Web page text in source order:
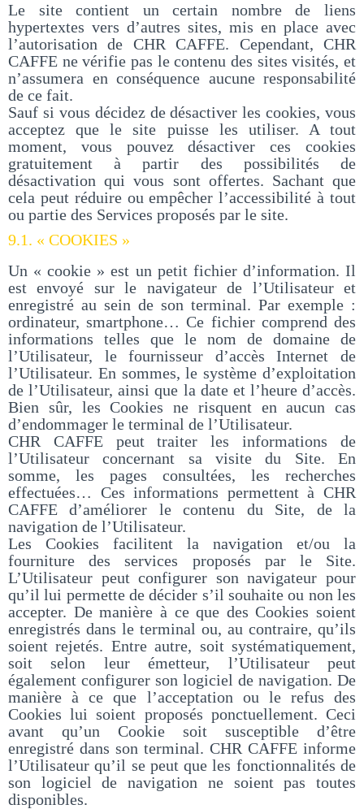
Le site contient un certain nombre de liens
hypertextes vers d’autres sites, mis en place avec
l’autorisation de CHR CAFFE. Cependant, CHR
CAFFE ne vérifie pas le contenu des sites visités, et
n’assumera en conséquence aucune responsabilité
de ce fait.
Sauf si vous décidez de désactiver les cookies, vous
acceptez que le site puisse les utiliser. A tout
moment, vous pouvez désactiver ces cookies
gratuitement à partir des possibilités de
désactivation qui vous sont offertes. Sachant que
cela peut réduire ou empêcher l’accessibilité à tout
ou partie des Services proposés par le site.
9.1. « COOKIES »
Un « cookie » est un petit fichier d’information. Il
est envoyé sur le navigateur de l’Utilisateur et
enregistré au sein de son terminal. Par exemple :
ordinateur, smartphone… Ce fichier comprend des
informations telles que le nom de domaine de
l’Utilisateur, le fournisseur d’accès Internet de
l’Utilisateur. En sommes, le système d’exploitation
de l’Utilisateur, ainsi que la date et l’heure d’accès.
Bien sûr, les Cookies ne risquent en aucun cas
d’endommager le terminal de l’Utilisateur.
CHR CAFFE peut traiter les informations de
l’Utilisateur concernant sa visite du Site. En
somme, les pages consultées, les recherches
effectuées… Ces informations permettent à CHR
CAFFE d’améliorer le contenu du Site, de la
navigation de l’Utilisateur.
Les Cookies facilitent la navigation et/ou la
fourniture des services proposés par le Site.
L’Utilisateur peut configurer son navigateur pour
qu’il lui permette de décider s’il souhaite ou non les
accepter. De manière à ce que des Cookies soient
enregistrés dans le terminal ou, au contraire, qu’ils
soient rejetés. Entre autre, soit systématiquement,
soit selon leur émetteur, l’Utilisateur peut
également configurer son logiciel de navigation. De
manière à ce que l’acceptation ou le refus des
Cookies lui soient proposés ponctuellement. Ceci
avant qu’un Cookie soit susceptible d’être
enregistré dans son terminal. CHR CAFFE informe
l’Utilisateur qu’il se peut que les fonctionnalités de
son logiciel de navigation ne soient pas toutes
disponibles.